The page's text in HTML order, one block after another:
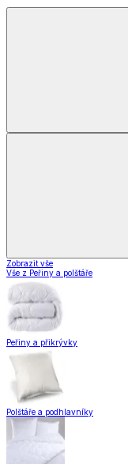
Zobrazit vše
Vše z Peřiny a polštáře
Peřiny a přikrývky
Polštáře a podhlavníky